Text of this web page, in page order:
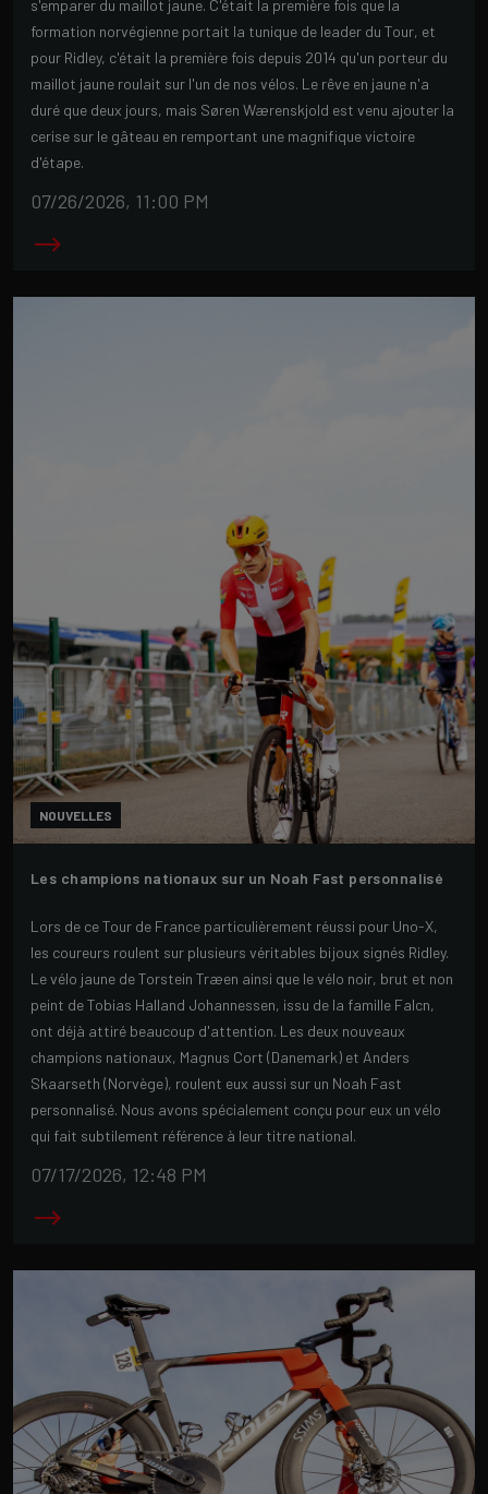
s'emparer du maillot jaune. C'était la première fois que la
formation norvégienne portait la tunique de leader du Tour, et
pour Ridley, c'était la première fois depuis 2014 qu'un porteur du
maillot jaune roulait sur l'un de nos vélos. Le rêve en jaune n'a
duré que deux jours, mais Søren Wærenskjold est venu ajouter la
cerise sur le gâteau en remportant une magnifique victoire
d'étape.
07/26/2026, 11:00 PM
NOUVELLES
Les champions nationaux sur un Noah Fast personnalisé
Lors de ce Tour de France particulièrement réussi pour Uno-X,
les coureurs roulent sur plusieurs véritables bijoux signés Ridley.
Le vélo jaune de Torstein Træen ainsi que le vélo noir, brut et non
peint de Tobias Halland Johannessen, issu de la famille Falcn,
ont déjà attiré beaucoup d'attention. Les deux nouveaux
champions nationaux, Magnus Cort (Danemark) et Anders
Skaarseth (Norvège), roulent eux aussi sur un Noah Fast
personnalisé. Nous avons spécialement conçu pour eux un vélo
qui fait subtilement référence à leur titre national.
07/17/2026, 12:48 PM